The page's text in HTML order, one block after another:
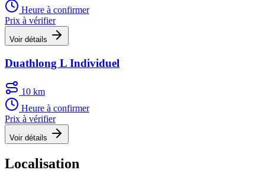
Heure à confirmer
Prix à vérifier
Voir détails
Duathlong L Individuel
10 km
Heure à confirmer
Prix à vérifier
Voir détails
Localisation